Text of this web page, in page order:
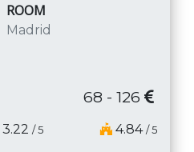
ROOM
Madrid
68 - 126
3.22 / 5 4.84 / 5